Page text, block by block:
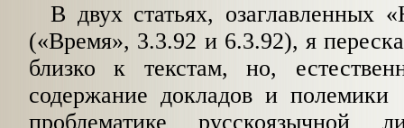
В двух статьях, озаглавленных
(«Время», 3.3.92 и 6.3.92), я
близко к текстам, но,
содержание докладов и
проблематике русскоязычной